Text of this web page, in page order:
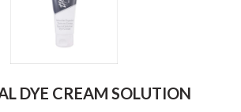
DYE CREAM SOLUTION